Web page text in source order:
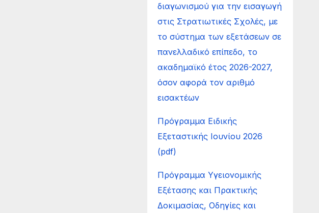
διαγωνισμού για την εισαγωγή
στις Στρατιωτικές Σχολές, με
το σύστημα των εξετάσεων σε
πανελλαδικό επίπεδο, το
ακαδημαϊκό έτος 2026-2027,
όσον αφορά τον αριθμό
εισακτέων
Πρόγραμμα Ειδικής
Εξεταστικής Ιουνίου 2026
(pdf)
Πρόγραμμα Υγειονομικής
Εξέτασης και Πρακτικής
Δοκιμασίας, Οδηγίες και